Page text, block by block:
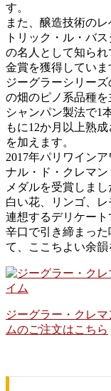
す。
また、醸造技術の
トリック・ル・バ
の名人として知ら
金賞を獲得していま
ジーグラーシリー
の畑のピノ系品種を
シャンパン製法で1
もに12か月以上熟
を加えます。
2017年パリワイン
ナル・ド・クレマ
メダルを受賞しまし
白い花、リンゴ、
連想するデリケート
辛口で引き締まっ
て、ここちよい余韻
ジーグラー・クレ
ムのご注文はこちら